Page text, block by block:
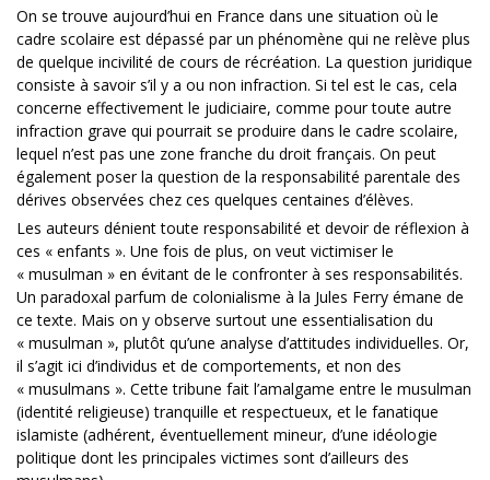
On se trouve aujourd’hui en France dans une situation où le
cadre scolaire est dépassé par un phénomène qui ne relève plus
de quelque incivilité de cours de récréation. La question juridique
consiste à savoir s’il y a ou non infraction. Si tel est le cas, cela
concerne effectivement le judiciaire, comme pour toute autre
infraction grave qui pourrait se produire dans le cadre scolaire,
lequel n’est pas une zone franche du droit français. On peut
également poser la question de la responsabilité parentale des
dérives observées chez ces quelques centaines d’élèves.
Les auteurs dénient toute responsabilité et devoir de réflexion à
ces « enfants ». Une fois de plus, on veut victimiser le
« musulman » en évitant de le confronter à ses responsabilités.
Un paradoxal parfum de colonialisme à la Jules Ferry émane de
ce texte. Mais on y observe surtout une essentialisation du
« musulman », plutôt qu’une analyse d’attitudes individuelles. Or,
il s’agit ici d’individus et de comportements, et non des
« musulmans ». Cette tribune fait l’amalgame entre le musulman
(identité religieuse) tranquille et respectueux, et le fanatique
islamiste (adhérent, éventuellement mineur, d’une idéologie
politique dont les principales victimes sont d’ailleurs des